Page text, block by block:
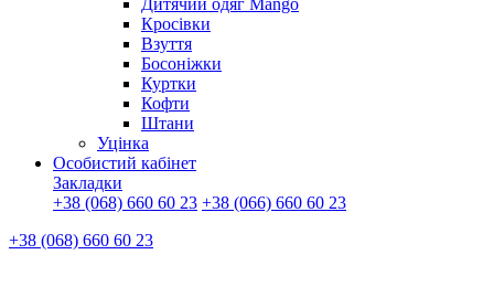
Дитячий одяг Mango
Кросівки
Взуття
Босоніжки
Куртки
Кофти
Штани
Уцінка
Особистий кабінет
Закладки
+38 (068) 660 60 23 +38 (066) 660 60 23
+38 (068) 660 60 23